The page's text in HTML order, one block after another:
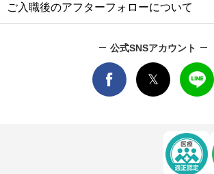
ご入職後のアフターフォローについて
公式SNSアカウント